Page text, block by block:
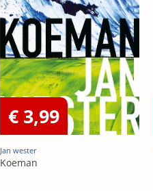
€ 3,99
Jan wester
Koeman